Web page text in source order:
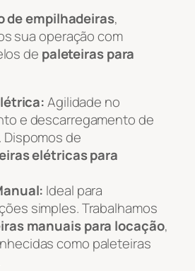
de empilhadeiras,
sua operação com
de paleteiras para
Agilidade no
e descarregamento de
de
elétricas para
Ideal para
simples. Trabalhamos
manuais para locação,
como paleteiras